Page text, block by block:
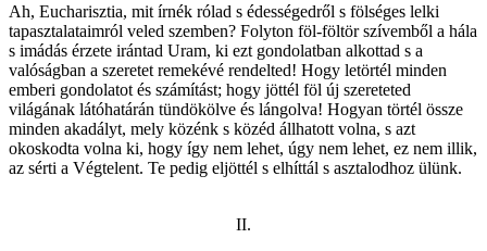
Ah, Eucharisztia, mit írnék rólad s édességedről s fölséges lelki
tapasztalataimról veled szemben? Folyton föl-föltör szívemből a hála
s imádás érzete irántad Uram, ki ezt gondolatban alkottad s a
valóságban a szeretet remekévé rendelted! Hogy letörtél minden
emberi gondolatot és számítást; hogy jöttél föl új szereteted
világának látóhatárán tündökölve és lángolva! Hogyan törtél össze
minden akadályt, mely közénk s közéd állhatott volna, s azt
okoskodta volna ki, hogy így nem lehet, úgy nem lehet, ez nem illik,
az sérti a Végtelent. Te pedig eljöttél s elhíttál s asztalodhoz ülünk.
II.